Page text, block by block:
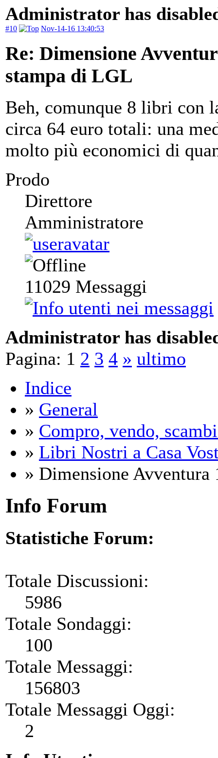
Administrator has
#10 Nov-14-16 13:40:53
Re: Dimensione
stampa di LGL
Beh, comunque 8 libri con
circa 64 euro totali: una
molto più economici di
Prodo
Direttore
Amministratore
11029 Messaggi
Administrator has
Pagina: 1 2 3 4 » ultimo
Indice
» General
» Compro, vendo,
» Libri Nostri a Casa
» Dimensione Avventura
Info Forum
Statistiche Forum:
Totale Discussioni:
5986
Totale Sondaggi:
100
Totale Messaggi:
156803
Totale Messaggi Oggi:
2